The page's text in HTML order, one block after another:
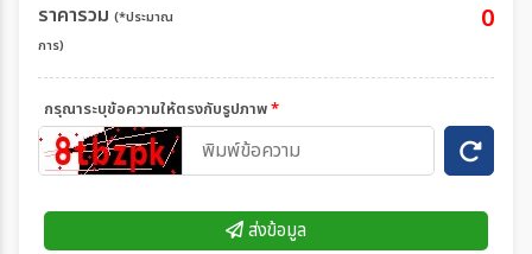
ราคารวม (*ประมาณ
การ)
0
กรุณาระบุข้อความให้ตรงกับรูปภาพ*
ส่งข้อมูล